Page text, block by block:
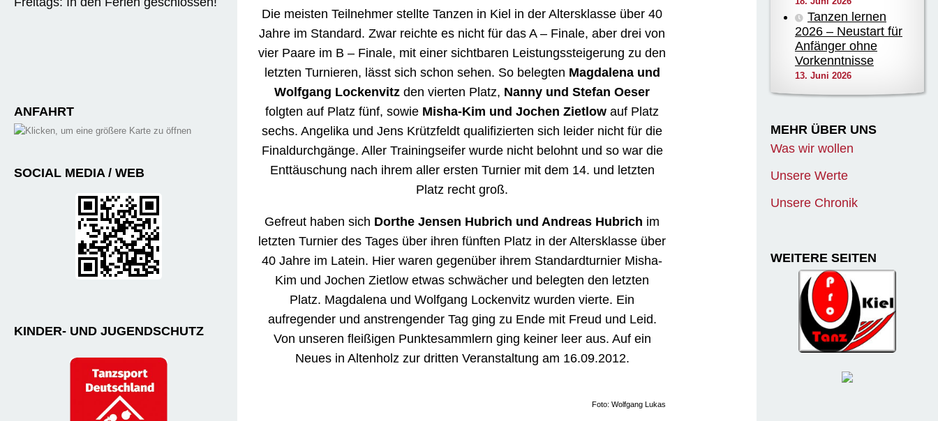
Die meisten Teilnehmer stellte Tanzen in Kiel in der Altersklasse über 40
Jahre im Standard. Zwar reichte es nicht für das A – Finale, aber drei von
vier Paare im B – Finale, mit einer sichtbaren Leistungssteigerung zu den
letzten Turnieren, lässt sich schon sehen. So belegten Magdalena und
Wolfgang Lockenvitz den vierten Platz, Nanny und Stefan Oeser
folgten auf Platz fünf, sowie Misha-Kim und Jochen Zietlow auf Platz
sechs. Angelika und Jens Krützfeldt qualifizierten sich leider nicht für die
Finaldurchgänge. Aller Trainingseifer wurde nicht belohnt und so war die
Enttäuschung nach ihrem aller ersten Turnier mit dem 14. und letzten
Platz recht groß.
Gefreut haben sich Dorthe Jensen Hubrich und Andreas Hubrich im
letzten Turnier des Tages über ihren fünften Platz in der Altersklasse über
40 Jahre im Latein. Hier waren gegenüber ihrem Standardturnier Misha-
Kim und Jochen Zietlow etwas schwächer und belegten den letzten
Platz. Magdalena und Wolfgang Lockenvitz wurden vierte. Ein
aufregender und anstrengender Tag ging zu Ende mit Freud und Leid.
Von unseren fleißigen Punktesammlern ging keiner leer aus. Auf ein
Neues in Altenholz zur dritten Veranstaltung am 16.09.2012.
Foto: Wolfgang Lukas
ANFAHRT
SOCIAL MEDIA / WEB
KINDER- UND JUGENDSCHUTZ
Tanzen lernen
2026 – Neustart für
Anfänger ohne
Vorkenntnisse
13. Juni 2026
MEHR ÜBER UNS
Was wir wollen
Unsere Werte
Unsere Chronik
WEITERE SEITEN